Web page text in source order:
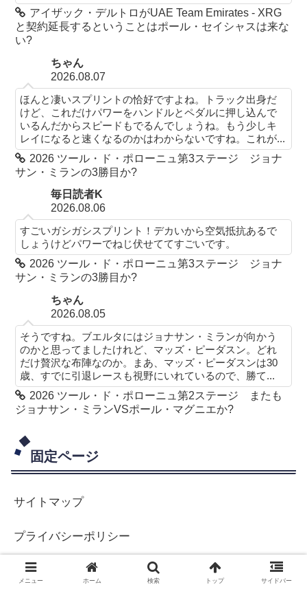
アイザック・デルトロがUAE Team Emirates - XRG
と契約延長するということはポール・セイシャスは来な
い?
ちゃん
2026.08.07
ほんと凄いスプリントの恰好ですよね。トラック出身だ
けど、これだけパワーをハンドルとペダルに押し込んで
いるんだからスピードもでるんでしょうね。もう少しキ
レイになると速くなるのかはわからないですね。これが...
2026 ツール・ド・ポローニュ第3ステージ ジョナ
サン・ミランの3勝目か?
毎日読者K
2026.08.06
すごいガシガシスプリント！デカいから空気抵抗あるで
しょうけどパワーでねじ伏せててすごいです。
2026 ツール・ド・ポローニュ第3ステージ ジョナ
サン・ミランの3勝目か?
ちゃん
2026.08.05
そうですね。ブエルタにはジョナサン・ミランが向かう
のかと思ってましたけれど、マッズ・ピーダスン。どれ
だけ贅沢な布陣なのか。まあ、マッズ・ピーダスンは30
歳、すでに引退レースも視野にいれているので、勝て...
2026 ツール・ド・ポローニュ第2ステージ またも
ジョナサン・ミランVSポール・マグニエか?
固定ページ
サイトマップ
プライバシーポリシー
プロフィール
メニュー ホーム 検索 トップ サイドバー